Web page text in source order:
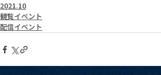
2021.10
観覧イベント
配信イベント